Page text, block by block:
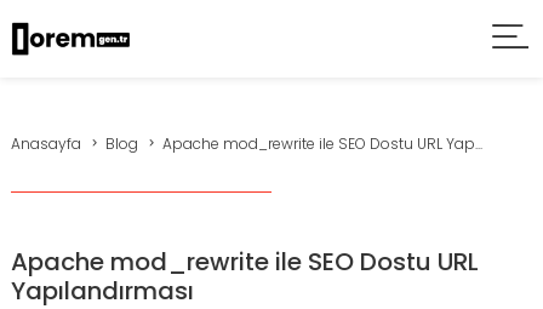
Anasayfa Blog Apache mod_rewrite ile SEO Dostu URL Yap...
Apache mod_rewrite ile SEO Dostu URL
Yapılandırması